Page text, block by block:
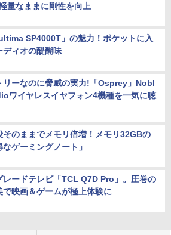
量なままに剛性を向上
SP4000T」の魅力！ポケットに入
ディオの醍醐味
リーなのに脅威の実力!「Osprey」Nobl
ワイヤレスイヤフォン4機種を一気に聴
そのままでメモリ倍増！メモリ32GBの
なゲーミングノート」
レードテレビ「TCL Q7D Pro」。圧巻の
で映画＆ゲームが極上体験に